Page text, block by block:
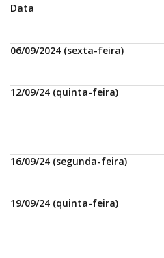
Data
06/09/2024 (sexta-feira)
12/09/24 (quinta-feira)
16/09/24 (segunda-feira)
19/09/24 (quinta-feira)